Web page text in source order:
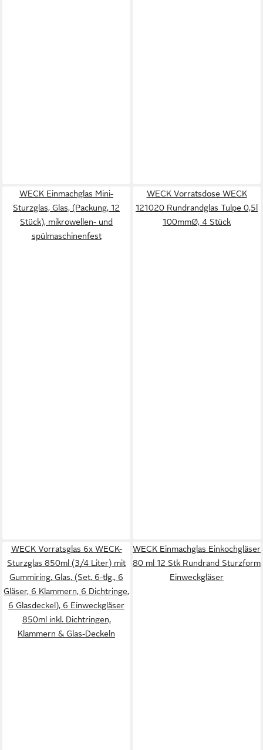
WECK Einmachglas Mini-
Sturzglas, Glas, (Packung, 12
Stück), mikrowellen- und
spülmaschinenfest
WECK Vorratsdose WECK
121020 Rundrandglas Tulpe 0,5l
100mmØ, 4 Stück
WECK Vorratsglas 6x WECK-
Sturzglas 850ml (3/4 Liter) mit
Gummiring, Glas, (Set, 6-tlg., 6
Gläser, 6 Klammern, 6 Dichtringe,
6 Glasdeckel), 6 Einweckgläser
850ml inkl. Dichtringen,
Klammern & Glas-Deckeln
WECK Einmachglas Einkochgläser
80 ml 12 Stk Rundrand Sturzform
Einweckgläser